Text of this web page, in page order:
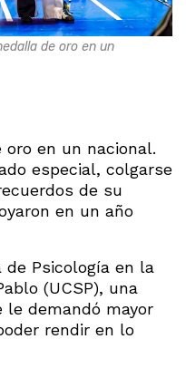
de oro en un
en un nacional.
especial, colgarse
de su
en un año
Psicología en la
(UCSP), una
demandó mayor
rendir en lo